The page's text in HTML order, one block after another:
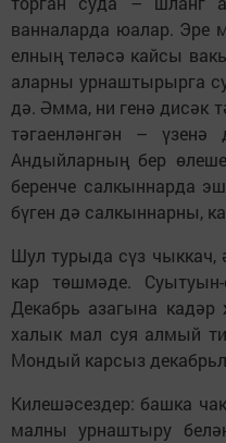
ванналарда юалар. Эре
елның теләсә кайсы
аларны урнаштырырга
дә. Әмма, ни генә дисәк
тәгаенләнгән –
Андыйларның бер
беренче салкыннарда
бүген дә салкыннарны,
Шул турыда сүз чыккач,
кар төшмәде.
Декабрь азагына кадәр
халык мал суя алмый
Мондый карсыз
Килешәсездер: башка
малны урнаштыру